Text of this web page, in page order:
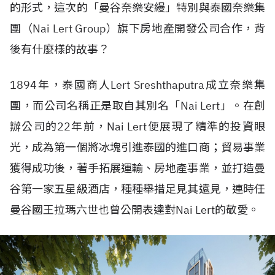
的形式，這次的「曼谷奈樂安縵」特別與泰國奈樂集
團（Nai Lert Group）旗下房地產開發公司合作，背
後有什麼樣的故事？
1894年，泰國商人Lert Sreshthaputra成立奈樂集
團，而公司名稱正是取自其別名「Nai Lert」。在創
辦公司的22年前，Nai Lert便展現了精準的投資眼
光，成為第一個將冰塊引進泰國的進口商；貿易事業
獲得成功後，著手拓展運輸、房地產事業，並打造曼
谷第一家五星級酒店，種種舉措足見其遠見，連時任
曼谷國王拉瑪六世也曾公開表達對Nai Lert的敬愛。